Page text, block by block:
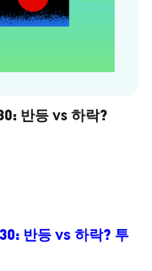
반등 vs 하락?
반등 vs 하락? 투